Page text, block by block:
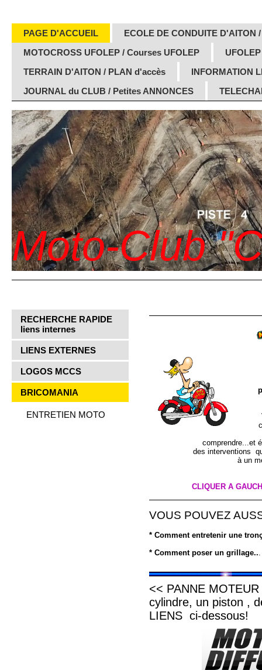
PAGE D'ACCUEIL
ECOLE DE CONDUITE D'AITON
MOTOCROSS UFOLEP / Courses UFOLEP
TERRAIN D'AITON / PLAN d'accès
INFORMATION
JOURNAL du CLUB / Petites ANNONCES
Moto-Club
RECHERCHE RAPIDE
liens internes
LIENS EXTERNES
LOGOS MCCS
BRICOMANIA
ENTRETIEN MOTO
comprendre...et
des interventions
à un
CLIQUER A
VOUS POUVEZ
* Comment entretenir une
* Comment poser un grillage...
<< PANNE
cylindre, un piston ,
LIENS ci-dessous!